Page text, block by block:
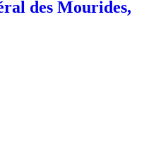
des Mourides,